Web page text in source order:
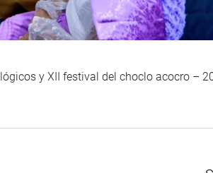
y XII festival del choclo acocro –